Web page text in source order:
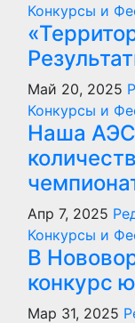
Конкурсы и
Май 20, 2025
Конкурсы и
Наша АЭС
Апр 7, 2025
Конкурсы и
В
конкурс
Мар 31, 2025